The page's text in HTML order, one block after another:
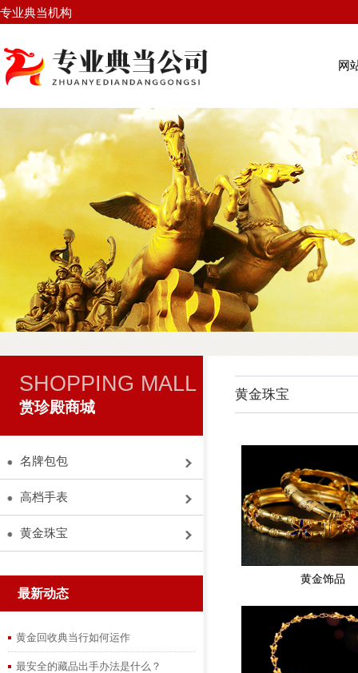
专业典当机构
网
SHOPPING MALL
赏珍殿商城
名牌包包
高档手表
黄金珠宝
最新动态
黄金回收典当行如何运作
最安全的藏品出手办法是什么？
黄金珠宝
黄金饰品